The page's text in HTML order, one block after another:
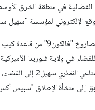
في منطقة الشرق
الإلكتروني لمؤسسة "سهيل
وأُطلق الصاروخ "فالكون9"
في ولاية فلوريدا
القمر الصناعي القطري
إلى منشأة الإطلاق "سبيس